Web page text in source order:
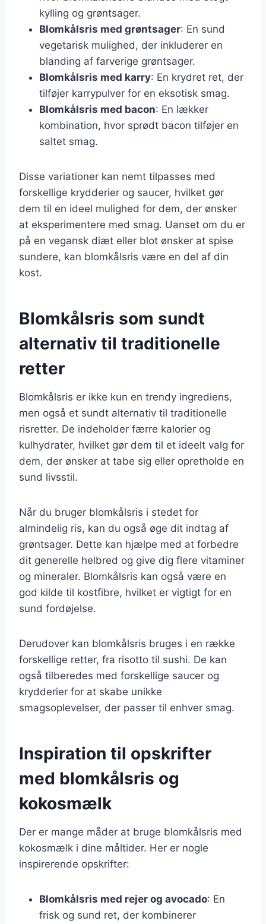
kylling og grøntsager.
Blomkålsris med grøntsager: En sund
vegetarisk mulighed, der inkluderer en
blanding af farverige grøntsager.
Blomkålsris med karry: En krydret ret, der
tilføjer karrypulver for en eksotisk smag.
Blomkålsris med bacon: En lækker
kombination, hvor sprødt bacon tilføjer en
saltet smag.
Disse variationer kan nemt tilpasses med
forskellige krydderier og saucer, hvilket gør
dem til en ideel mulighed for dem, der ønsker
at eksperimentere med smag. Uanset om du er
på en vegansk diæt eller blot ønsker at spise
sundere, kan blomkålsris være en del af din
kost.
Blomkålsris som sundt
alternativ til traditionelle
retter
Blomkålsris er ikke kun en trendy ingrediens,
men også et sundt alternativ til traditionelle
risretter. De indeholder færre kalorier og
kulhydrater, hvilket gør dem til et ideelt valg for
dem, der ønsker at tabe sig eller opretholde en
sund livsstil.
Når du bruger blomkålsris i stedet for
almindelig ris, kan du også øge dit indtag af
grøntsager. Dette kan hjælpe med at forbedre
dit generelle helbred og give dig flere vitaminer
og mineraler. Blomkålsris kan også være en
god kilde til kostfibre, hvilket er vigtigt for en
sund fordøjelse.
Derudover kan blomkålsris bruges i en række
forskellige retter, fra risotto til sushi. De kan
også tilberedes med forskellige saucer og
krydderier for at skabe unikke
smagsoplevelser, der passer til enhver smag.
Inspiration til opskrifter
med blomkålsris og
kokosmælk
Der er mange måder at bruge blomkålsris med
kokosmælk i dine måltider. Her er nogle
inspirerende opskrifter:
Blomkålsris med rejer og avocado: En
frisk og sund ret, der kombinerer